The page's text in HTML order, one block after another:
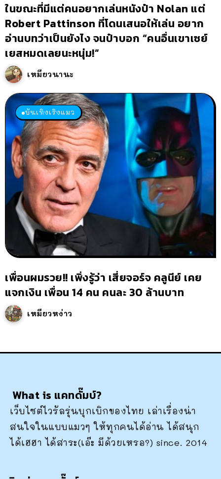
ในขณะที่มีแต่คนอยากเล่นหนังป๋า Nolan แต่
Robert Pattinson ที่โดนเสนอให้เล่น อยาก
อ่านบทว่าเป็นยังไง จนป๋าบอก “คนอื่นเขาเซย์
เยสหมดเลยนะหนุ่ม!”
เหมียวนานะ
บันเทิงเริงแมว
เพื่อนผมรวย!! เพิ่งรู้ว่า เสี่ยจอร์จ คลูนีย์ เคย
แจกเงิน เพื่อน 14 คน คนละ 30 ล้านบาท
เหมียวหง่าว
What is แคทดั๊มบ์?
เว็บไซต์ไวรัลรุ่นบุกเบิกของไทย เล่าเรื่องน่า
สนใจในแบบแมวๆ ให้ทุกคนได้อ่าน ได้สนุก
ได้เฮฮา ได้สาระ(เอ๊ะ มีด้วยเหรอ?) since. 2014